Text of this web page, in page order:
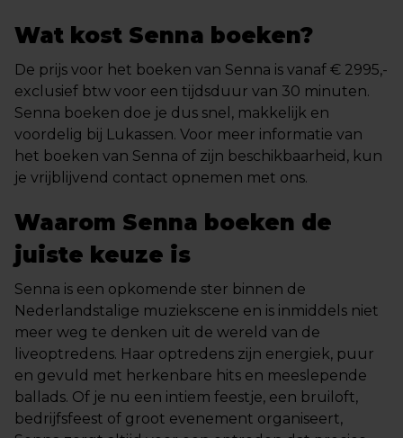
Wat kost Senna boeken?
De prijs voor het boeken van Senna is vanaf € 2995,-
exclusief btw voor een tijdsduur van 30 minuten.
Senna boeken doe je dus snel, makkelijk en
voordelig bij Lukassen. Voor meer informatie van
het boeken van Senna of zijn beschikbaarheid, kun
je vrijblijvend contact opnemen met ons.
Waarom Senna boeken de
juiste keuze is
Senna is een opkomende ster binnen de
Nederlandstalige muziekscene en is inmiddels niet
meer weg te denken uit de wereld van de
liveoptredens. Haar optredens zijn energiek, puur
en gevuld met herkenbare hits en meeslepende
ballads. Of je nu een intiem feestje, een bruiloft,
bedrijfsfeest of groot evenement organiseert,